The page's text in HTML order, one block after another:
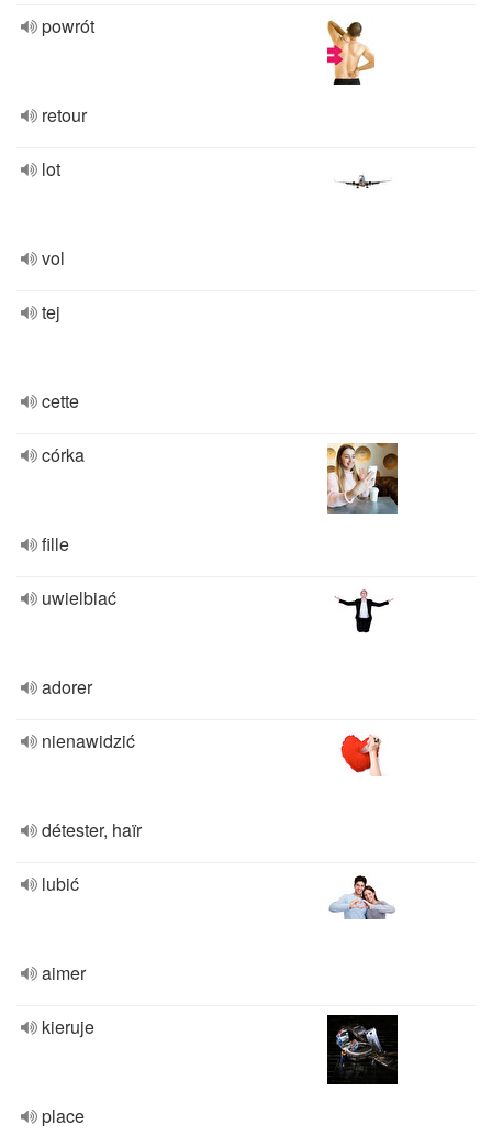
powrót
retour
lot
vol
tej
cette
córka
fille
uwielbiać
adorer
nienawidzić
détester, haïr
lubić
aimer
kieruje
place